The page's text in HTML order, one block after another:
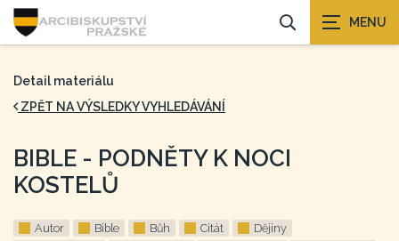
Detail materiálu
ZPĚT NA VÝSLEDKY VYHLEDÁVÁNÍ
BIBLE - PODNĚTY K NOCI
KOSTELŮ
Autor Bible Bůh Citát
Dějiny